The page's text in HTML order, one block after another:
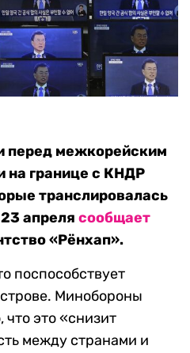
перед межкорейским
на границе с КНДР
транслировалась
апреля сообщает
«Рёнхап».
поспособствует
Минобороны
это «снизит
между странами и